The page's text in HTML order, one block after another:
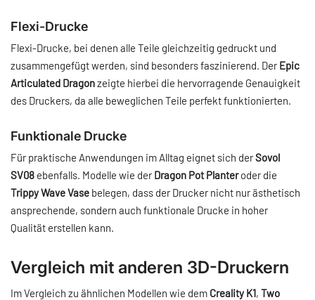
Flexi-Drucke
Flexi-Drucke, bei denen alle Teile gleichzeitig gedruckt und
zusammengefügt werden, sind besonders faszinierend. DerEpic
Articulated Dragonzeigte hierbei die hervorragende Genauigkeit
des Druckers, da alle beweglichen Teile perfekt funktionierten.
Funktionale Drucke
Für praktische Anwendungen im Alltag eignet sich derSovol
SV08 ebenfalls. Modelle wie derDragon Pot Planteroder die
Trippy Wave Vase belegen, dass der Drucker nicht nur ästhetisch
ansprechende, sondern auch funktionale Drucke in hoher
Qualität erstellen kann.
Vergleich mit anderen 3D-Druckern
Im Vergleich zu ähnlichen Modellen wie dem Creality K1, Two